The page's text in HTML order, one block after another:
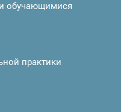
обучающимися
практики